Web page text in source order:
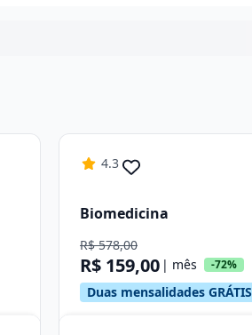
4.3
Biomedicina
R$ 578,00
R$ 159,00 | mês -72%
Duas mensalidades GRÁTIS